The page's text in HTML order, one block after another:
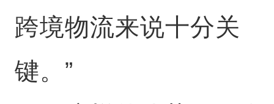
跨境物流来说十分关
键。”